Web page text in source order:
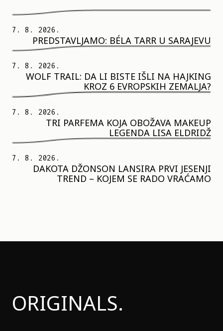
7. 8. 2026.
PREDSTAVLJAMO: BÉLA TARR U SARAJEVU
7. 8. 2026.
WOLF TRAIL: DA LI BISTE IŠLI NA HAJKING
KROZ 6 EVROPSKIH ZEMALJA?
7. 8. 2026.
TRI PARFEMA KOJA OBOŽAVA MAKEUP
LEGENDA LISA ELDRIDŽ
7. 8. 2026.
DAKOTA DŽONSON LANSIRA PRVI JESENJI
TREND – KOJEM SE RADO VRAĆAMO
ORIGINALS.